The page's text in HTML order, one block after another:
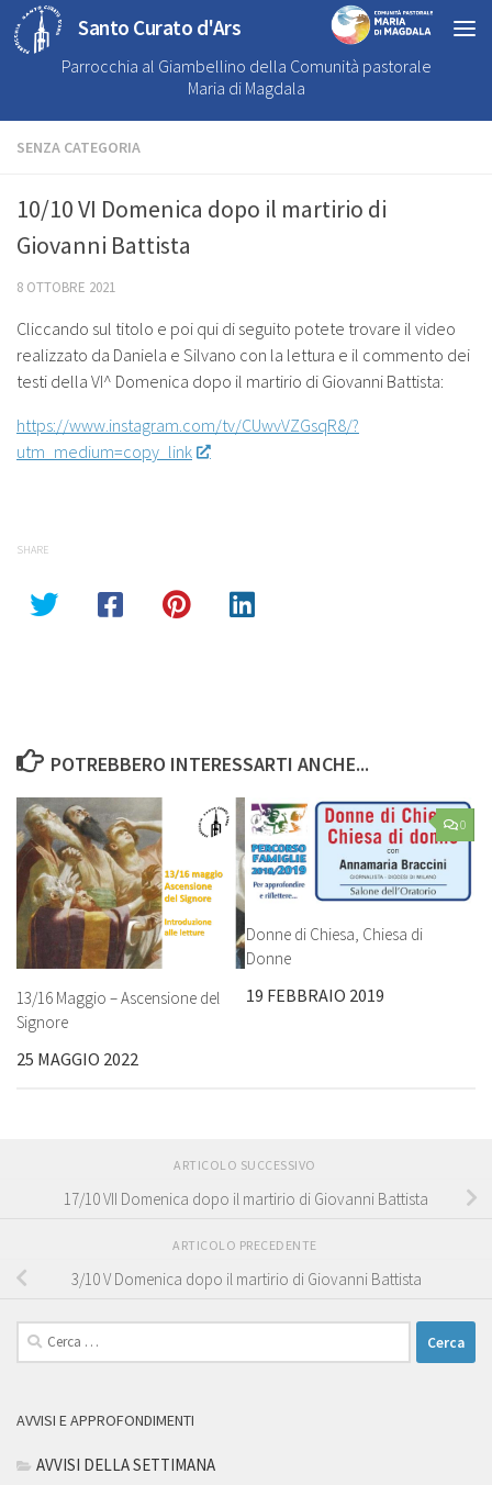
Santo Curato d'Ars
Parrocchia al Giambellino della Comunità pastorale
Maria di Magdala
SENZA CATEGORIA
10/10 VI Domenica dopo il martirio di
Giovanni Battista
8 OTTOBRE 2021
Cliccando sul titolo e poi qui di seguito potete trovare il video
realizzato da Daniela e Silvano con la lettura e il commento dei
testi della VI^ Domenica dopo il martirio di Giovanni Battista:
https://www.instagram.com/tv/CUwvVZGsqR8/?
utm_medium=copy_link
SHARE
POTREBBERO INTERESSARTI ANCHE...
13/16 Maggio – Ascensione del
Signore
25 MAGGIO 2022
0
Donne di Chiesa, Chiesa di
Donne
19 FEBBRAIO 2019
ARTICOLO SUCCESSIVO
17/10 VII Domenica dopo il martirio di Giovanni Battista
ARTICOLO PRECEDENTE
3/10 V Domenica dopo il martirio di Giovanni Battista
Ricerca
per:
AVVISI E APPROFONDIMENTI
AVVISI DELLA SETTIMANA